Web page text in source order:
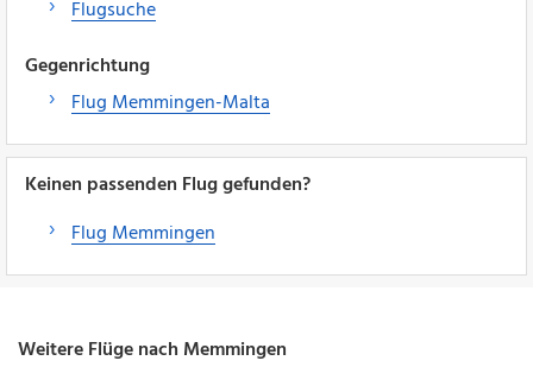
Flugsuche
Gegenrichtung
Flug Memmingen-Malta
Keinen passenden Flug gefunden?
Flug Memmingen
Weitere Flüge nach Memmingen